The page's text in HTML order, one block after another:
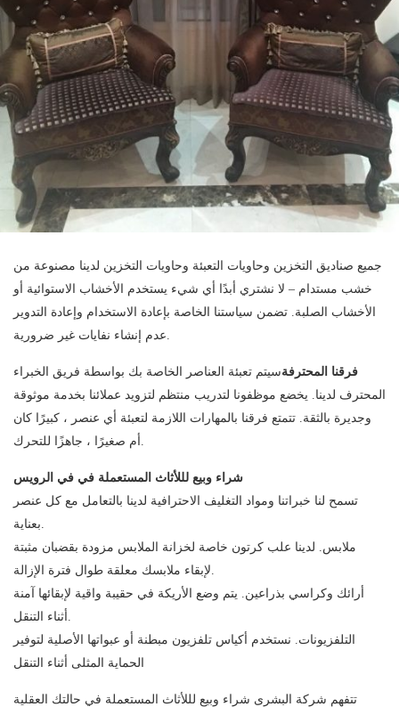
جميع صناديق التخزين وحاويات التعبئة وحاويات التخزين لدينا مصنوعة من
خشب مستدام – لا نشتري أبدًا أي شيء يستخدم الأخشاب الاستوائية أو
الأخشاب الصلبة. تضمن سياستنا الخاصة بإعادة الاستخدام وإعادة التدوير
فرقنا المحترفةسيتم تعبئة العناصر الخاصة بك بواسطة فريق الخبراء
المحترف لدينا. يخضع موظفونا لتدريب منتظم لتزويد عملائنا بخدمة موثوقة
وجديرة بالثقة. تتمتع فرقنا بالمهارات اللازمة لتعبئة أي عنصر ، كبيرًا كان
شراء وبيع لللأثاث المستعملة في في الرويس
تسمح لنا خبراتنا ومواد التغليف الاحترافية لدينا بالتعامل مع كل عنصر
ملابس. لدينا علب كرتون خاصة لخزانة الملابس مزودة بقضبان مثبتة
أرائك وكراسي بذراعين. يتم وضع الأريكة في حقيبة واقية لإبقائها آمنة
التلفزيونات. نستخدم أكياس تلفزيون مبطنة أو عبواتها الأصلية لتوفير
الحماية المثلى أثناء التنقل
تتفهم شركة البشرى شراء وبيع لللأثاث المستعملة في حالتك العقلية